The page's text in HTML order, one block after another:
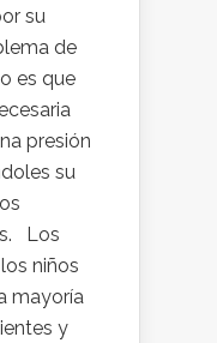
su
de
es que
presión
su
Los
niños
mayoría
y